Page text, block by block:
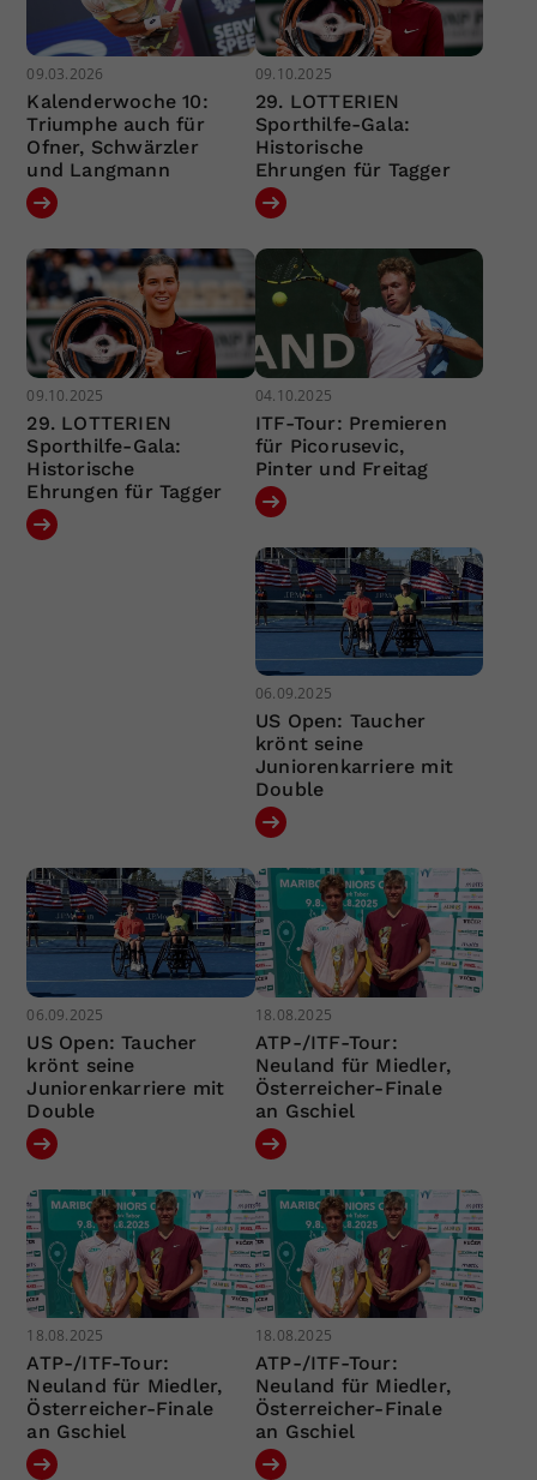
09.03.2026
Kalenderwoche 10:
Triumphe auch für
Ofner, Schwärzler
und Langmann
09.10.2025
29. LOTTERIEN
Sporthilfe-Gala:
Historische
Ehrungen für Tagger
09.10.2025
29. LOTTERIEN
Sporthilfe-Gala:
Historische
Ehrungen für Tagger
04.10.2025
ITF-Tour: Premieren
für Picorusevic,
Pinter und Freitag
06.09.2025
US Open: Taucher
krönt seine
Juniorenkarriere mit
Double
06.09.2025
US Open: Taucher
krönt seine
Juniorenkarriere mit
Double
18.08.2025
ATP-/ITF-Tour:
Neuland für Miedler,
Österreicher-Finale
an Gschiel
18.08.2025
ATP-/ITF-Tour:
Neuland für Miedler,
Österreicher-Finale
an Gschiel
18.08.2025
ATP-/ITF-Tour:
Neuland für Miedler,
Österreicher-Finale
an Gschiel